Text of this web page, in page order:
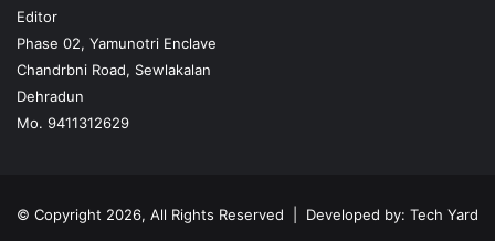
Editor
Phase 02, Yamunotri Enclave
Chandrbni Road, Sewlakalan
Dehradun
Mo. 9411312629
© Copyright 2026, All Rights Reserved | Developed by: Tech Yard